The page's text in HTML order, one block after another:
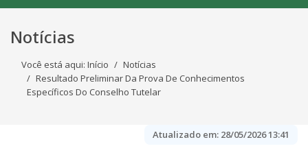
Notícias
Você está aqui: Início
Notícias
Resultado Preliminar Da Prova De Conhecimentos
Específicos Do Conselho Tutelar
Atualizado em: 28/05/2026 13:41